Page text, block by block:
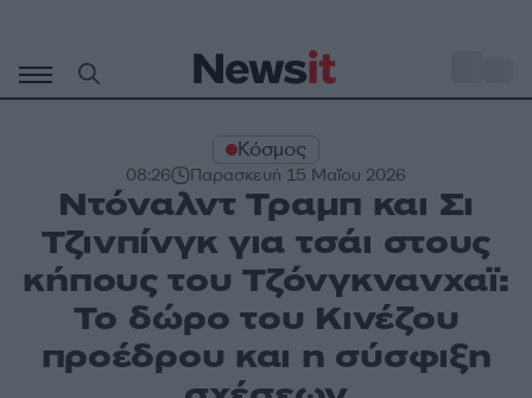
περιεχόμενο
Κόσμος
08:26 Παρασκευή 15 Μαΐου 2026
Ντόναλντ Τραμπ και Σι
Τζινπίνγκ για τσάι στους
κήπους του Τζόνγκνανχαϊ:
Το δώρο του Κινέζου
προέδρου και η σύσφιξη